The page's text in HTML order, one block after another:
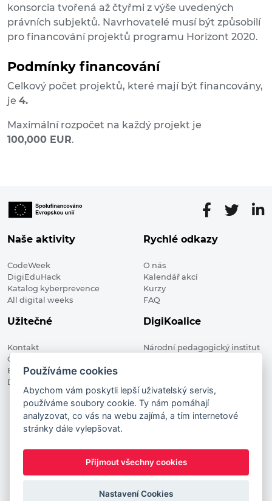
konsorcia tvořená až čtyřmi z výše uvedených
právních subjektů. Navrhovatelé musí být způsobilí
pro financování projektů programu Horizont 2020.
Podmínky financování
Celkový počet projektů, které mají být financovány,
je 4.
Maximální rozpočet na každý projekt je
100,000 EUR.
Naše aktivity
CodeWeek
DigiEduHack
Katalog kyberprevence
All digital weeks
Rychlé odkazy
O nás
Kalendář akcí
Kurzy
FAQ
Užitečné
Kontakt
Členské organizace
Blog
Digitalizace ve vzdělávání
DigiKoalice
Národní pedagogický institut
DigiKoalice 2021. All rights reserved
Vstup do administrace
This project has received funding from the European
Commission Innovation and Networks Executive Agency (now
Commission and the European Commission is not responsible
Používáme cookies
Abychom vám poskytli lepší uživatelský servis,
používáme soubory cookie. Ty nám pomáhají
analyzovat, co vás na webu zajímá, a tím internetové
stránky dále vylepšovat.
Přijmout všechny cookies
Nastavení Cookies